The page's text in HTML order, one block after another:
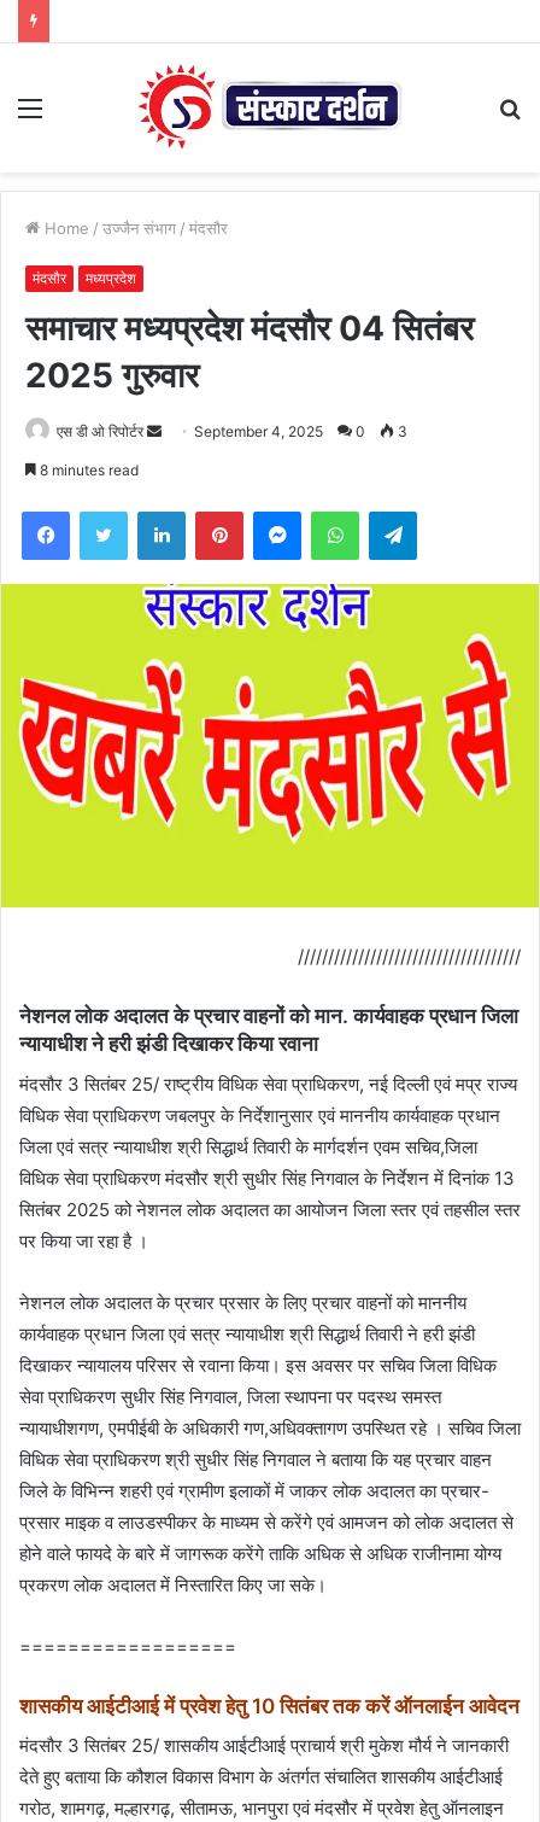
Menu
Home / उज्जैन संभाग / मंदसौर
मंदसौर मध्यप्रदेश
समाचार मध्यप्रदेश मंदसौर 04 सितंबर
2025 गुरुवार
एस डी ओ रिपोर्टर
Send September 4, 2025 0 3
8 minutes read
FacebookTwitter LinkedInPinterestMessengerWhatsAppTelegram
/////////////////////////////////////
नेशनल लोक अदालत के प्रचार वाहनों को मान. कार्यवाहक प्रधान जिला
न्यायाधीश ने हरी झंडी दिखाकर किया रवाना
मंदसौर 3 सितंबर 25/ राष्ट्रीय विधिक सेवा प्राधिकरण, नई दिल्ली एवं मप्र राज्य
विधिक सेवा प्राधिकरण जबलपुर के निर्देशानुसार एवं माननीय कार्यवाहक प्रधान
जिला एवं सत्र न्यायाधीश श्री सिद्धार्थ तिवारी के मार्गदर्शन एवम सचिव,जिला
विधिक सेवा प्राधिकरण मंदसौर श्री सुधीर सिंह निगवाल के निर्देशन में दिनांक 13
सितंबर 2025 को नेशनल लोक अदालत का आयोजन जिला स्तर एवं तहसील स्तर
पर किया जा रहा है ।
नेशनल लोक अदालत के प्रचार प्रसार के लिए प्रचार वाहनों को माननीय
कार्यवाहक प्रधान जिला एवं सत्र न्यायाधीश श्री सिद्धार्थ तिवारी ने हरी झंडी
दिखाकर न्यायालय परिसर से रवाना किया। इस अवसर पर सचिव जिला विधिक
सेवा प्राधिकरण सुधीर सिंह निगवाल, जिला स्थापना पर पदस्थ समस्त
न्यायाधीशगण, एमपीईबी के अधिकारी गण,अधिवक्तागण उपस्थित रहे । सचिव जिला
विधिक सेवा प्राधिकरण श्री सुधीर सिंह निगवाल ने बताया कि यह प्रचार वाहन
जिले के विभिन्न शहरी एवं ग्रामीण इलाकों में जाकर लोक अदालत का प्रचार-
प्रसार माइक व लाउडस्पीकर के माध्यम से करेंगे एवं आमजन को लोक अदालत से
होने वाले फायदे के बारे में जागरूक करेंगे ताकि अधिक से अधिक राजीनामा योग्य
प्रकरण लोक अदालत में निस्तारित किए जा सके।
==================
शासकीय आईटीआई में प्रवेश हेतु 10 सितंबर तक करें ऑनलाईन आवेदन
मंदसौर 3 सितंबर 25/ शासकीय आईटीआई प्राचार्य श्री मुकेश मौर्य ने जानकारी
देते हुए बताया कि कौशल विकास विभाग के अंतर्गत संचालित शासकीय आईटीआई
गरोठ, शामगढ़, मल्हारगढ़, सीतामऊ, भानपुरा एवं मंदसौर में प्रवेश हेतु ऑनलाइन